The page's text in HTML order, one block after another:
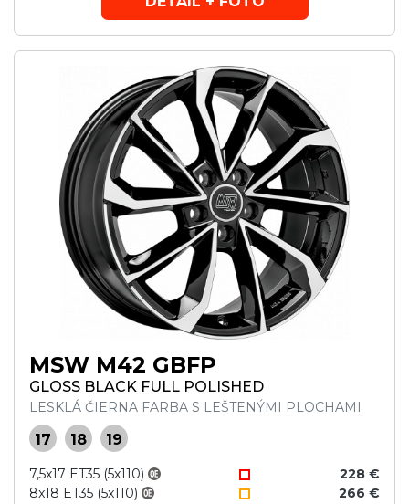
MSW M42 GBFP
GLOSS BLACK FULL POLISHED
LESKLÁ ČIERNA FARBA S LEŠTENÝMI PLOCHAMI
17 18 19
7,5x17 ET35 (5x110)
228 €
8x18 ET35 (5x110)
266 €